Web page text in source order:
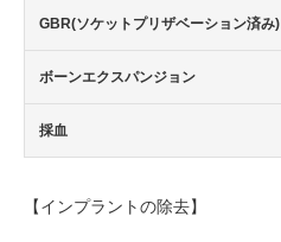
GBR(ソケットプリザベーション済み)
ボーンエクスパンジョン
採血
【インプラントの除去】